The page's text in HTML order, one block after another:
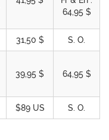
64,95 $
31,50 $ S. O.
39,95 $ 64,95 $
$89 US S. O.